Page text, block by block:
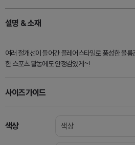
설명 & 소재
여러 절개선이 들어간 플레어스타일로 풍성한 볼
한 스포츠 활동에도 안정감있게~!
사이즈가이드
색상 색상